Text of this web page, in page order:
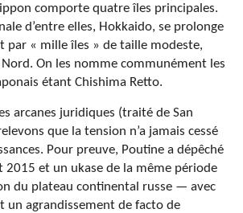
comporte quatre îles principales.
d’entre elles, Hokkaido, se prolonge
par « mille îles » de taille modeste,
On les nomme communément les
étant Chishima Retto.
arcanes juridiques (traité de San
que la tension n’a jamais cessé
Pour preuve, Poutine a dépêché
2015 et un ukase de la même période
du plateau continental russe — avec
un agrandissement de facto de